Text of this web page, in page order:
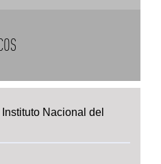
Nacional del